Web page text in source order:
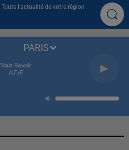
Toute l'actualité de votre région
Tout Savoir
ADE
PARIS